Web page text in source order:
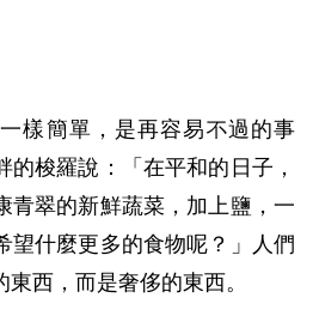
樣簡單，是再容易不過的事
的梭羅說：「在平和的日子，
青翠的新鮮蔬菜，加上鹽，一
望什麼更多的食物呢？」人們
西，而是奢侈的東西。